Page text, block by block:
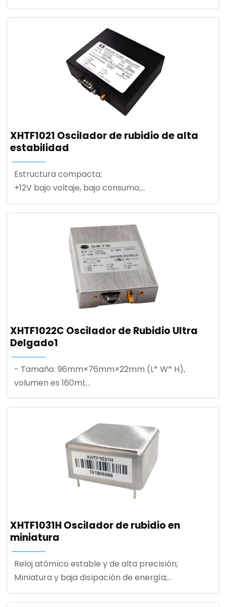
XHTF1021 Oscilador de rubidio de alta
estabilidad
Estructura compacta;
+12V bajo voltaje, bajo consumo;
XHTF1022C Oscilador de Rubidio Ultra
Delgado1
- Tamaño: 96mm×76mm×22mm (L* W* H),
volumen es 160ml;
- Amplio rango de temperatura: -45～+75℃;
XHTF1031H Oscilador de rubidio en
miniatura
Reloj atómico estable y de alta precisión;
Miniatura y baja disipación de energía;